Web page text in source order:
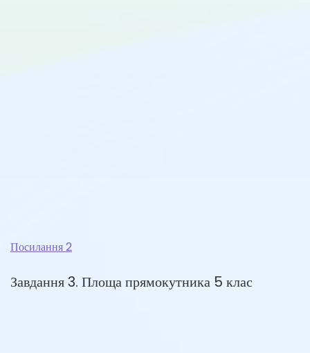
Посилання 2
Завдання 3. Площа прямокутника 5 клас